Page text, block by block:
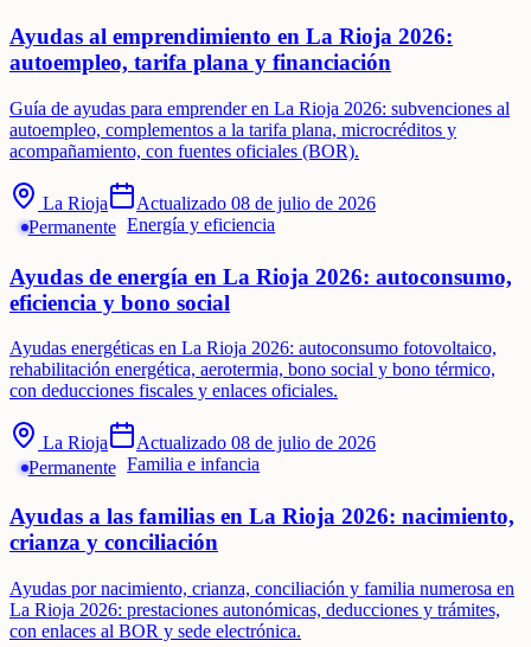
Ayudas al emprendimiento en La Rioja 2026:
autoempleo, tarifa plana y financiación
Guía de ayudas para emprender en La Rioja 2026: subvenciones al
autoempleo, complementos a la tarifa plana, microcréditos y
acompañamiento, con fuentes oficiales (BOR).
La Rioja Actualizado 08 de julio de 2026
Permanente Energía y eficiencia
Ayudas de energía en La Rioja 2026: autoconsumo,
eficiencia y bono social
Ayudas energéticas en La Rioja 2026: autoconsumo fotovoltaico,
rehabilitación energética, aerotermia, bono social y bono térmico,
con deducciones fiscales y enlaces oficiales.
La Rioja Actualizado 08 de julio de 2026
Permanente Familia e infancia
Ayudas a las familias en La Rioja 2026: nacimiento,
crianza y conciliación
Ayudas por nacimiento, crianza, conciliación y familia numerosa en
La Rioja 2026: prestaciones autonómicas, deducciones y trámites,
con enlaces al BOR y sede electrónica.